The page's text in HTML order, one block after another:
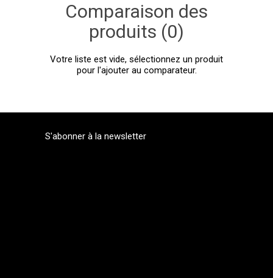
Comparaison des
produits (0)
Votre liste est vide, sélectionnez un produit
pour l'ajouter au comparateur.
S'abonner à la newsletter